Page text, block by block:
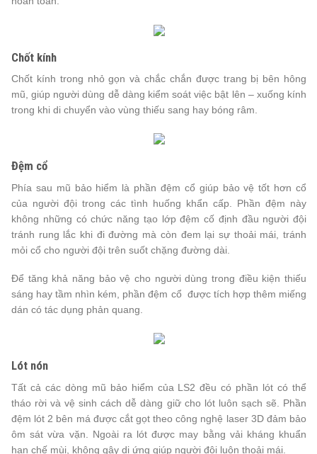
Chốt kính
Chốt kính trong nhỏ gọn và chắc chắn được trang bị bên hông
mũ, giúp người dùng dễ dàng kiểm soát việc bật lên – xuống kính
trong khi di chuyển vào vùng thiếu sang hay bóng râm.
Đệm cổ
Phía sau mũ bảo hiểm là phần đệm cổ giúp bảo vệ tốt hơn cổ
của người đội trong các tình huống khẩn cấp. Phần đệm này
không những có chức năng tạo lớp đệm cố định đầu người đội
tránh rung lắc khi đi đường mà còn đem lại sự thoải mái, tránh
mỏi cổ cho người đội trên suốt chặng đường dài.
Để tăng khả năng bảo vệ cho người dùng trong điều kiện thiếu
sáng hay tầm nhìn kém, phần đệm cổ được tích hợp thêm miếng
dán có tác dụng phản quang.
Lót nón
Tất cả các dòng mũ bảo hiểm của LS2 đều có phần lót có thể
tháo rời và vệ sinh cách dễ dàng giữ cho lót luôn sạch sẽ. Phần
đệm lót 2 bên má được cắt gọt theo công nghệ laser 3D đảm bảo
ôm sát vừa vặn. Ngoài ra lót được may bằng vải kháng khuẩn
hạn chế mùi, không gây dị ứng giúp người đội luôn thoải mái.